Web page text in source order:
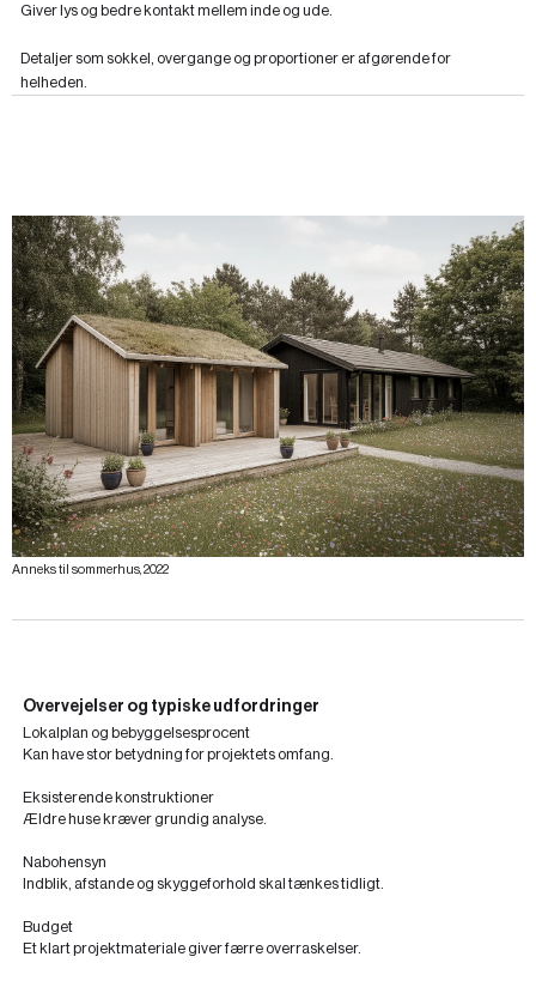
Giver lys og bedre kontakt mellem inde og ude.
Detaljer som sokkel, overgange og proportioner er afgørende for
helheden.
Anneks til sommerhus, 2022
Overvejelser og typiske udfordringer
Lokalplan og bebyggelsesprocent
Kan have stor betydning for projektets omfang.
Eksisterende konstruktioner
Ældre huse kræver grundig analyse.
Nabohensyn
Indblik, afstande og skyggeforhold skal tænkes tidligt.
Budget
Et klart projektmateriale giver færre overraskelser.